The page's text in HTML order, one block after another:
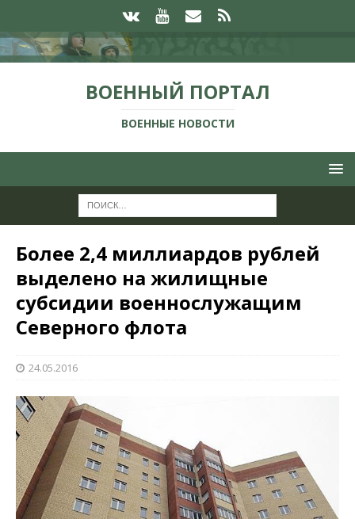
ВОЕННЫЙ ПОРТАЛ
ВОЕННЫЕ НОВОСТИ
Более 2,4 миллиардов рублей
выделено на жилищные
субсидии военнослужащим
Северного флота
24.05.2016